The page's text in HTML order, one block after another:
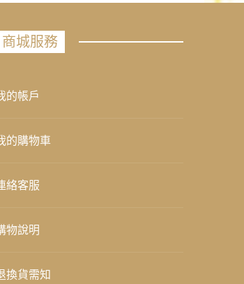
商城服務
的帳戶
的購物車
絡客服
物說明
換貨需知